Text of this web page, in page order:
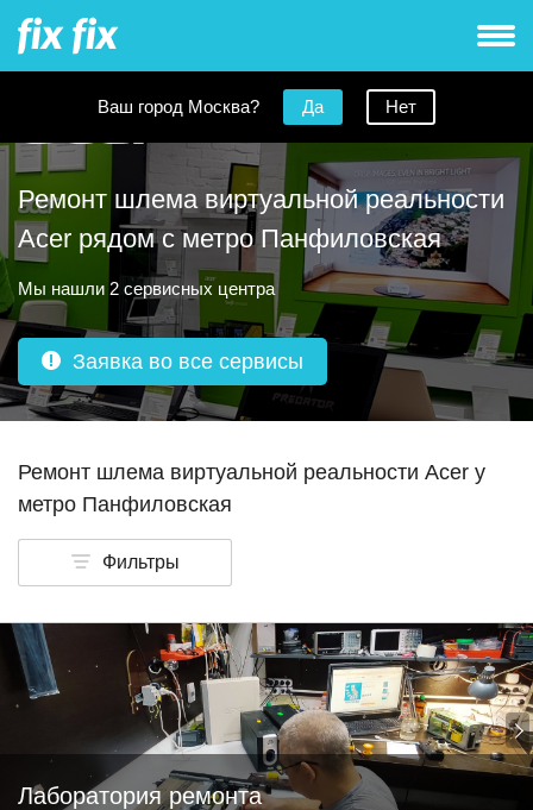
Ваш город Москва? Да Нет
Ремонт шлема виртуальной реальности
Acer рядом с метро Панфиловская
Мы нашли 2 сервисных центра
Заявка во все сервисы
Ремонт шлема виртуальной реальности Acer у
метро Панфиловская
Фильтры
Лаборатория ремонта